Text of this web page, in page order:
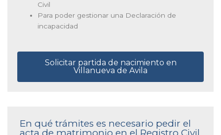
Civil
Para poder gestionar una Declaración de
incapacidad
Solicitar partida de nacimiento en
Villanueva de Avila
En qué trámites es necesario pedir el
acta de matrimonio en el Registro Civil